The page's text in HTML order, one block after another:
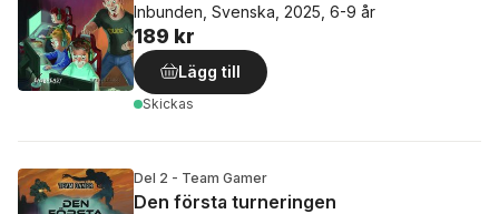
Inbunden, Svenska, 2025, 6-9 år
189 kr
Lägg till
Skickas
Del 2 - Team Gamer
Den första turneringen